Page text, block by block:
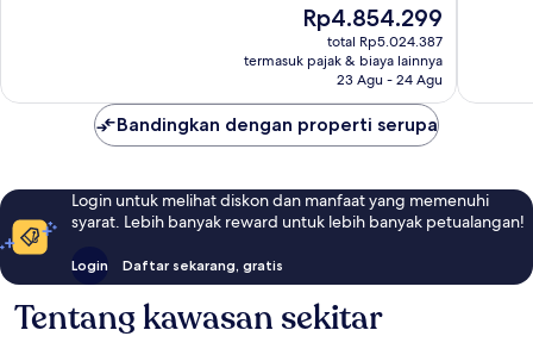
Harga
sekarang
Rp4.854.299
Rp4.854.299
total Rp5.024.387
termasuk pajak & biaya lainnya
23 Agu - 24 Agu
Bandingkan dengan properti serupa
Login untuk melihat diskon dan manfaat yang memenuhi
syarat. Lebih banyak reward untuk lebih banyak petualangan!
Login Daftar sekarang, gratis
Tentang kawasan sekitar